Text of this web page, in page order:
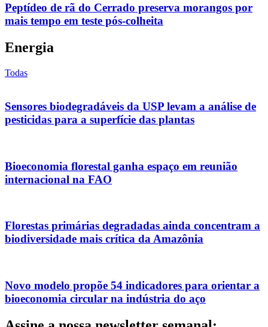
Peptídeo de rã do Cerrado preserva morangos por
mais tempo em teste pós-colheita
Energia
Todas
Sensores biodegradáveis da USP levam a análise de
pesticidas para a superfície das plantas
Bioeconomia florestal ganha espaço em reunião
internacional na FAO
Florestas primárias degradadas ainda concentram a
biodiversidade mais crítica da Amazônia
Novo modelo propõe 54 indicadores para orientar a
bioeconomia circular na indústria do aço